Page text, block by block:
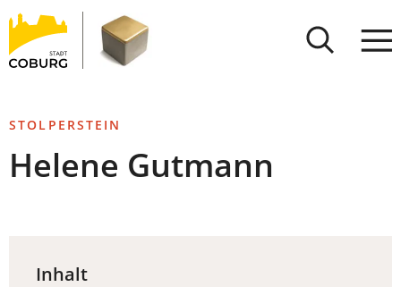
INHALT ANSPRINGEN
Stadt
Coburg
STOLPERSTEIN
Helene Gutmann
Inhalt